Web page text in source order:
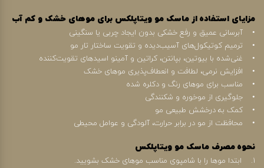
مزایای استفاده از ماسک مو ویتاپلکس برای موهای خشک و کم‌ آب
• آبرسانی عمیق و رفع خشکی بدون ایجاد چربی یا سنگینی
• ترمیم کوتیکول‌های آسیب‌دیده و تقویت ساختار تار مو
• غنی‌شده با بیوتین، بپانتن، کراتین و آمینو اسیدهای تقویت‌کننده
• افزایش نرمی، لطافت و انعطاف‌پذیری موهای خشک
• مناسب برای موهای رنگ و دکلره شده
• جلوگیری از موخوره و شکنندگی
• کمک به درخشش طبیعی مو
• محافظت از مو در برابر حرارت، آلودگی و عوامل محیطی
نحوه مصرف ماسک مو ویتاپلکس
1. ابتدا موها را با شامپوی مناسب موهای خشک بشویید.